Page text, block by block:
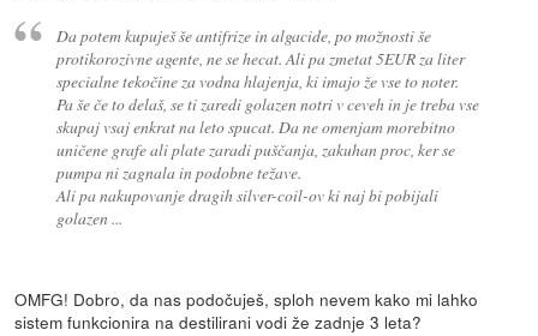
Da potem kupuješ še antifrize in algacide, po možnosti še
protikorozivne agente, ne se hecat. Ali pa zmetat 5EUR za liter
specialne tekočine za vodna hlajenja, ki imajo že vse to noter.
Pa še če to delaš, se ti zaredi golazen notri v ceveh in je treba vse
skupaj vsaj enkrat na leto spucat. Da ne omenjam morebitno
uničene grafe ali plate zaradi puščanja, zakuhan proc, ker se
pumpa ni zagnala in podobne težave.
Ali pa nakupovanje dragih silver-coil-ov ki naj bi pobijali
golazen ...
OMFG! Dobro, da nas podočuješ, sploh nevem kako mi lahko
sistem funkcionira na destilirani vodi že zadnje 3 leta?